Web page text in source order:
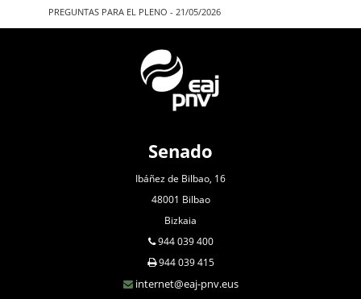
PREGUNTAS PARA EL PLENO - 21/05/2026
Senado
Ibáñez de Bilbao, 16
48001 Bilbao
Bizkaia
944 039 400
944 039 415
internet@eaj-pnv.eus